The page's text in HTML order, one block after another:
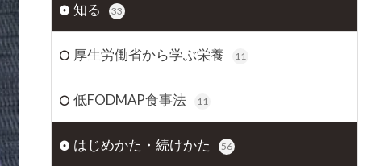
知る 33
厚生労働省から学ぶ栄養 11
低FODMAP食事法 11
はじめかた・続けかた 56